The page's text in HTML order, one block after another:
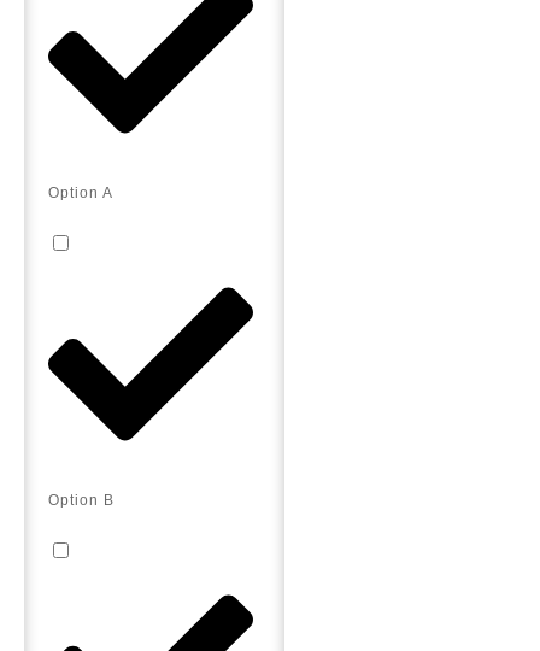
Option A
Option B